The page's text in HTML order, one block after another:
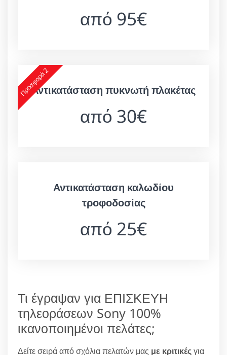
από 95€
Προσφορά 2
Αντικατάσταση πυκνωτή πλακέτας
από 30€
Αντικατάσταση καλωδίου
τροφοδοσίας
από 25€
Τι έγραψαν για ΕΠΙΣΚΕΥΗ
τηλεοράσεων Sony 100%
ικανοποιημένοι πελάτες;
Δείτε σειρά από σχόλια πελατών μας με κριτικέςγια